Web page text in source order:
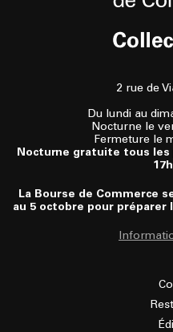
2 rue de
Du lundi au
Nocturne le
Fermeture le
Nocturne gratuite tous les
La Bourse de Commerce
au 5 octobre pour préparer